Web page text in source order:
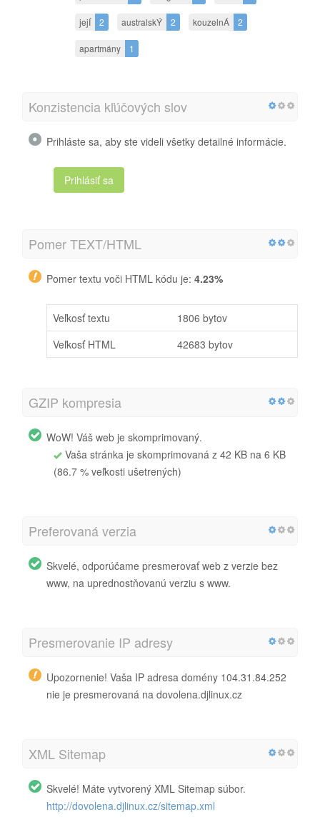
jejÍ 2 australskÝ 2 kouzelnÁ 2
apartmány 1
Konzistencia kľúčových slov
Prihláste sa, aby ste videli všetky detailné informácie.
Prihlásiť sa
Pomer TEXT/HTML
Pomer textu voči HTML kódu je: 4.23%
Veľkosť textu
1806 bytov
Veľkosť HTML
42683 bytov
GZIP kompresia
WoW! Váš web je skomprimovaný.
Vaša stránka je skomprimovaná z 42 KB na 6 KB
(86.7 % veľkosti ušetrených)
Preferovaná verzia
Skvelé, odporúčame presmerovať web z verzie bez
www, na uprednostňovanú verziu s www.
Presmerovanie IP adresy
Upozornenie! Vaša IP adresa domény 104.31.84.252
nie je presmerovaná na dovolena.djlinux.cz
XML Sitemap
Skvelé! Máte vytvorený XML Sitemap súbor.
http://dovolena.djlinux.cz/sitemap.xml